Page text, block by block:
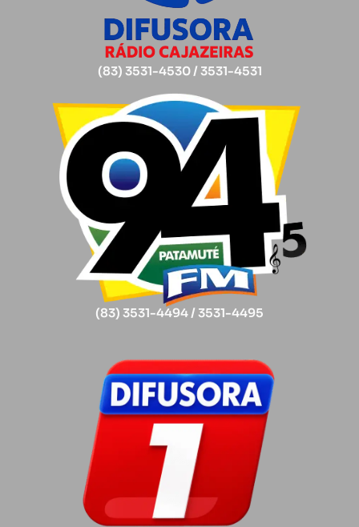
(83) 3531-4530 / 3531-4531
(83) 3531-4494 / 3531-4495